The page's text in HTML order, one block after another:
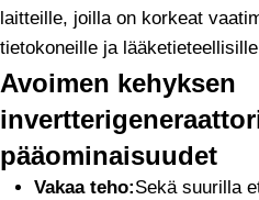
laitteille, joilla on korkeat
tietokoneille ja
Avoimen kehyksen
pääominaisuudet
Vakaa teho:Sekä suurilla